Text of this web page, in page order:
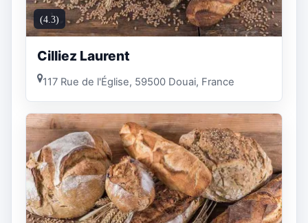
(4.3)
Cilliez Laurent
117 Rue de l'Église, 59500 Douai, France